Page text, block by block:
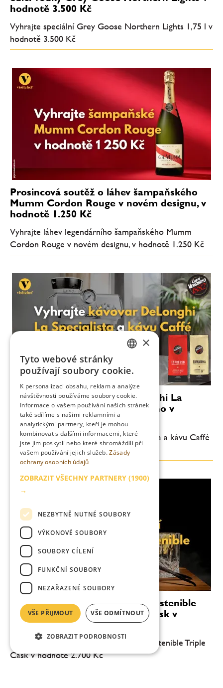
hodnotě 3.500 Kč
Vyhrajte speciální Grey Goose Northern Lights 1,75 l v
hodnotě 3.500 Kč
Prosincová soutěž o láhev šampaňského
Mumm Cordon Rouge v novém designu, v
hodnotě 1.250 Kč
Vyhrajte láhev legendárního šampaňského Mumm
Cordon Rouge v novém designu, v hodnotě 1.250 Kč
Zimní soutěž o kávovar DeLonghi La
Specialista a kávu Caffé Vergnano v
hodnotě 12.000 Kč
Vyhrajte kávovar DeLonghi La Specialista a kávu Caffé
Vergnano v hodnotě 12.000 Kč
Podzimní soutěž o láhve Ron Sostenible
Dark a Ron Sostenible Triple Cask v
hodnotě 2.700 Kč
Vyhrajte Ron Sostenible Dark a Ron Sostenible Triple
Cask v hodnotě 2.700 Kč
ENGLISH
×
Tyto webové stránky
používají soubory cookie.
K personalizaci obsahu, reklam a analýze
návštěvnosti používáme soubory cookie.
Informace o vašem používání našich stránek
také sdílíme s našimi reklamními a
analytickými partnery, kteří je mohou
kombinovat s dalšími informacemi, které
jste jim poskytli nebo které shromáždili při
vašem používání jejich služeb.Zásady
ochrany osobních údajů
ZOBRAZIT VŠECHNY PARTNERY (1900)
→
NEZBYTNĚ NUTNÉ SOUBORY
VÝKONOVÉ SOUBORY
SOUBORY CÍLENÍ
FUNKČNÍ SOUBORY
NEZAŘAZENÉ SOUBORY
VŠE PŘIJMOUT VŠE ODMÍTNOUT
ZOBRAZIT PODROBNOSTI